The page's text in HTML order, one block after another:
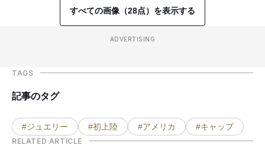
すべての画像（28点）を表示する
ADVERTISING
TAGS
記事のタグ
#ジュエリー #初上陸 #アメリカ #キャップ
RELATED ARTICLE